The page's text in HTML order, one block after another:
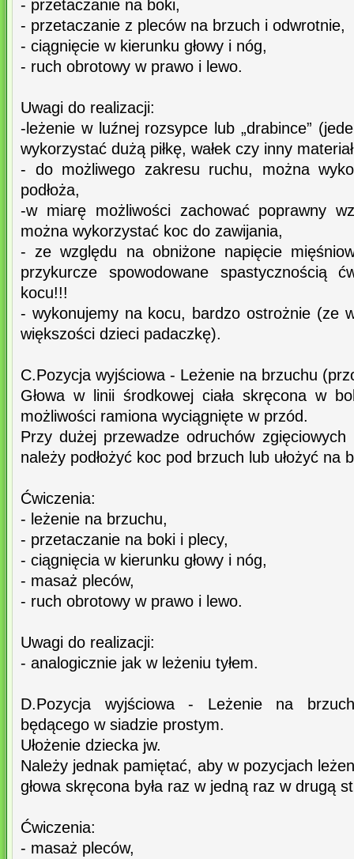
- przetaczanie na boki,
- przetaczanie z pleców na brzuch i odwrotnie,
- ciągnięcie w kierunku głowy i nóg,
- ruch obrotowy w prawo i lewo.
Uwagi do realizacji:
-leżenie w luźnej rozsypce lub „drabince”
wykorzystać dużą piłkę, wałek czy inny
- do możliwego zakresu ruchu, można
podłoża,
-w miarę możliwości zachować poprawny
można wykorzystać koc do zawijania,
- ze względu na obniżone napięcie
przykurcze spowodowane spastycznością
kocu!!!
- wykonujemy na kocu, bardzo ostrożnie (ze
większości dzieci padaczkę).
C.Pozycja wyjściowa - Leżenie na brzuchu
Głowa w linii środkowej ciała skręcona w
możliwości ramiona wyciągnięte w przód.
Przy dużej przewadze odruchów
należy podłożyć koc pod brzuch lub ułożyć na
Ćwiczenia:
- leżenie na brzuchu,
- przetaczanie na boki i plecy,
- ciągnięcia w kierunku głowy i nóg,
- masaż pleców,
- ruch obrotowy w prawo i lewo.
Uwagi do realizacji:
- analogicznie jak w leżeniu tyłem.
D.Pozycja wyjściowa - Leżenie na
będącego w siadzie prostym.
Ułożenie dziecka jw.
Należy jednak pamiętać, aby w pozycjach
głowa skręcona była raz w jedną raz w drugą
Ćwiczenia:
- masaż pleców,